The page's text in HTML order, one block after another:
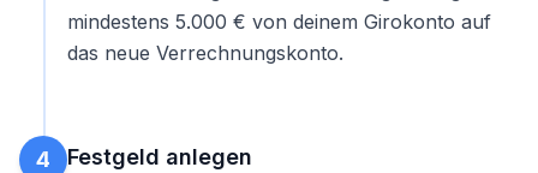
mindestens 5.000 € von deinem Girokonto auf
das neue Verrechnungskonto.
4 Festgeld anlegen